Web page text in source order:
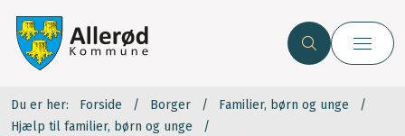
Du er her: Forside Borger
Familier, børn og unge
Hjælp til familier, børn og unge